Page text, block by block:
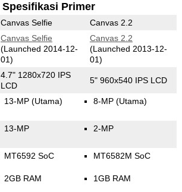
Spesifikasi Primer
Canvas Selfie Canvas 2.2
Canvas Selfie
(Launched 2014-12-
01)
Canvas 2.2
(Launched 2013-12-
01)
4.7" 1280x720 IPS
LCD
5" 960x540 IPS LCD
13-MP (Utama) 8-MP (Utama)
13-MP 2-MP
MT6592 SoC
2GB RAM
MT6582M SoC
1GB RAM